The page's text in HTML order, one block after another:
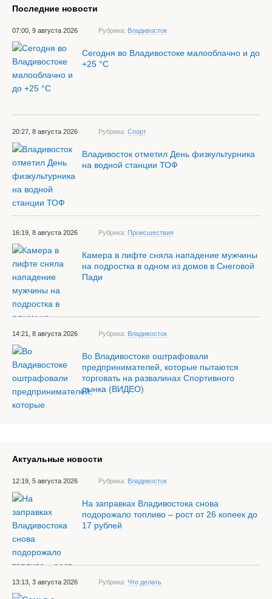
Последние новости
07:00, 9 августа 2026 Рубрика: Владивосток
Сегодня во Владивостоке малооблачно и до
+25 °С
20:27, 8 августа 2026 Рубрика: Спорт
Владивосток отметил День физкультурника
на водной станции ТОФ
16:19, 8 августа 2026 Рубрика: Происшествия
Камера в лифте сняла нападение мужчины
на подростка в одном из домов в Снеговой
Пади
14:21, 8 августа 2026 Рубрика: Владивосток
Во Владивостоке оштрафовали
предпринимателей, которые пытаются
торговать на развалинах Спортивного
рынка (ВИДЕО)
Актуальные новости
12:19, 5 августа 2026 Рубрика: Владивосток
На заправках Владивостока снова
подорожало топливо – рост от 26 копеек до
17 рублей
13:13, 3 августа 2026 Рубрика: Что делать